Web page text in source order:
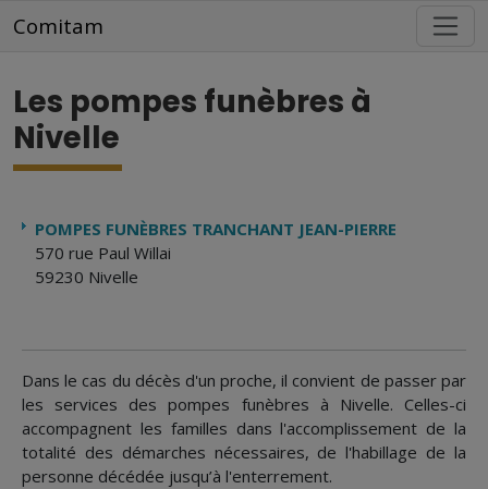
Comitam
Les pompes funèbres à
Nivelle
Dans le cas du décès d'un proche, il convient de passer par
les services des pompes funèbres à Nivelle. Celles-ci
accompagnent les familles dans l'accomplissement de la
totalité des démarches nécessaires, de l'habillage de la
personne décédée jusqu’à l'enterrement.
POMPES FUNÈBRES TRANCHANT JEAN-PIERRE
570 rue Paul Willai
59230 Nivelle